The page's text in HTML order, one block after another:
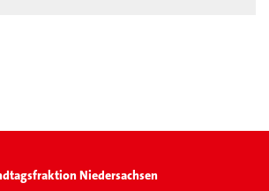
Niedersachsen